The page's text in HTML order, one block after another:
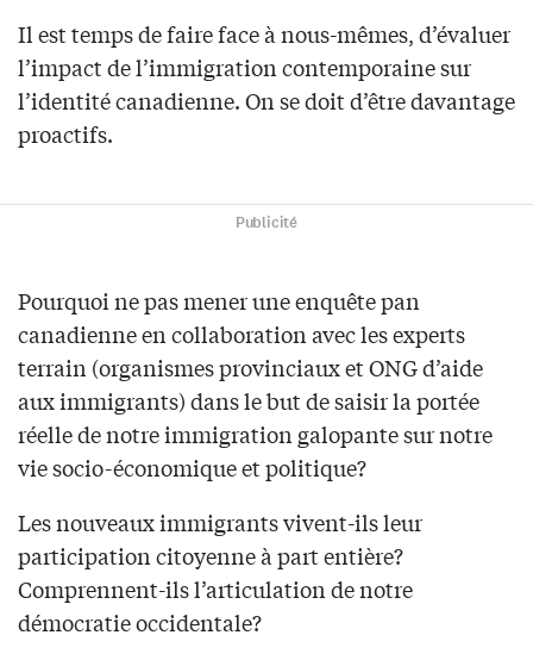
Il est temps de faire face à nous-mêmes, d’évaluer
l’impact de l’immigration contemporaine sur
l’identité canadienne. On se doit d’être davantage
proactifs.
Publicité
Pourquoi ne pas mener une enquête pan
canadienne en collaboration avec les experts
terrain (organismes provinciaux et ONG d’aide
aux immigrants) dans le but de saisir la portée
réelle de notre immigration galopante sur notre
vie socio-économique et politique?
Les nouveaux immigrants vivent-ils leur
participation citoyenne à part entière?
Comprennent-ils l’articulation de notre
démocratie occidentale?